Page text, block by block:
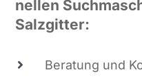
nel­len
Salzgitter:
Bera­tung und